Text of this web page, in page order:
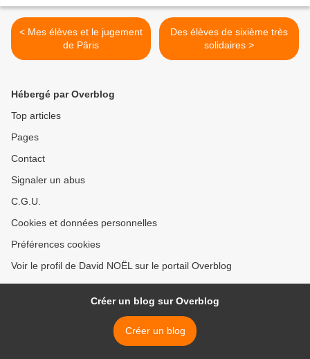
< Mes élèves et le jugement
de Pâris
Des élèves de sixième très
solidaires >
Hébergé par Overblog
Top articles
Pages
Contact
Signaler un abus
C.G.U.
Cookies et données personnelles
Préférences cookies
Voir le profil de David NOËL sur le portail Overblog
Créer un blog sur Overblog
Créer un blog